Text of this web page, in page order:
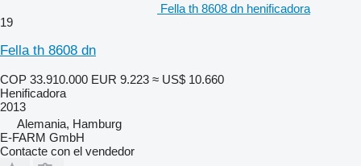
Fella th 8608 dn henificadora
19
Fella th 8608 dn
COP 33.910.000 EUR 9.223 ≈ US$ 10.660
Henificadora
2013
Alemania, Hamburg
E-FARM GmbH
Contacte con el vendedor